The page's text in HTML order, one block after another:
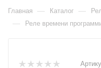
Главная — Каталог —
— Реле времени